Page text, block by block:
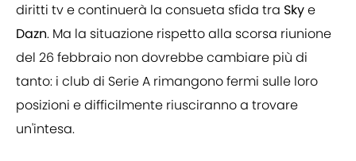
diritti tv e continuerà la consueta sfida tra Skye
Dazn. Ma la situazione rispetto alla scorsa riunione
del 26 febbraio non dovrebbe cambiare più di
tanto: i club di Serie A rimangono fermi sulle loro
posizioni e difficilmente riusciranno a trovare
un'intesa.